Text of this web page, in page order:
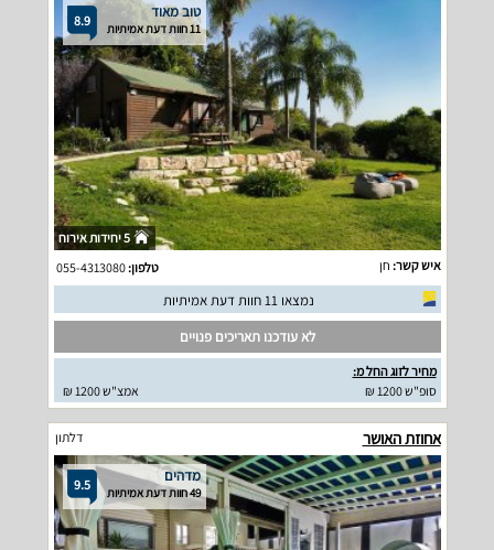
8.9 טוב מאוד
11 חוות דעת אמיתיות
5 יחידות אירוח
איש קשר: חן טלפון:055-4313080
נמצאו 11 חוות דעת אמיתיות
לא עודכנו תאריכים פנויים
מחיר לזוג החל מ:
סופ"ש 1200 ₪
אמצ"ש 1200 ₪
אחוזת האושר דלתון
9.5 מדהים
49 חוות דעת אמיתיות